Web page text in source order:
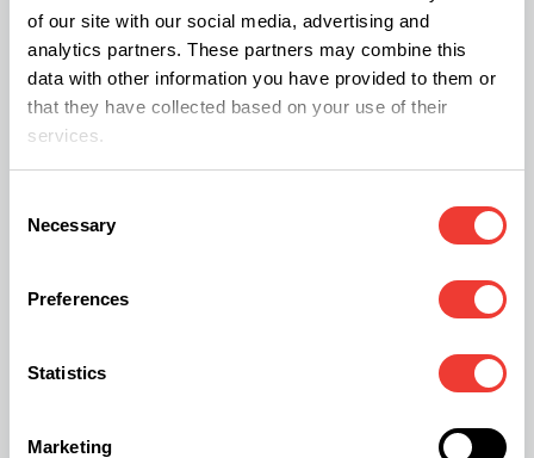
of our site with our social media, advertising and
analytics partners. These partners may combine this
data with other information you have provided to them or
that they have collected based on your use of their
services.
Selection
Necessary
Preferences
Statistics
Marketing
en literatura científica técnica y no constituye un
consejo médico. El cannabidiol es un compuesto
bajo investigación y su uso debe ser supervisado
por profesionales de la salud en
endocannabinología. El trastorno de pánico es
una condición compleja que requiere diagnóstico
y tratamiento psiquiátrico. Nuestra
recomendación es: no uses cannabis si lo has
Práctica de yoga y marihuana